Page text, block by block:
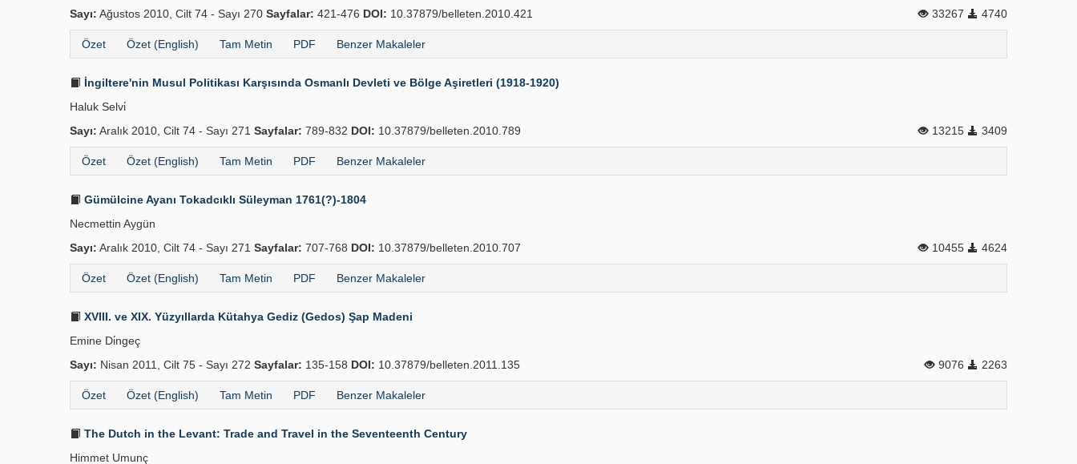
Sayı: Ağustos 2010, Cilt 74 - Sayı 270 Sayfalar: 421-476 DOI: 10.37879/belleten.2010.421 33267 4740
Özet Özet (English) Tam Metin PDF Benzer Makaleler
İngiltere'nin Musul Politikası Karşısında Osmanlı Devleti ve Bölge Aşiretleri (1918-1920)
Haluk Selvi̇
Sayı: Aralık 2010, Cilt 74 - Sayı 271 Sayfalar: 789-832 DOI: 10.37879/belleten.2010.789 13215 3409
Özet Özet (English) Tam Metin PDF Benzer Makaleler
Gümülcine Ayanı Tokadcıklı Süleyman 1761(?)-1804
Necmettin Aygün
Sayı: Aralık 2010, Cilt 74 - Sayı 271 Sayfalar: 707-768 DOI: 10.37879/belleten.2010.707 10455 4624
Özet Özet (English) Tam Metin PDF Benzer Makaleler
XVIII. ve XIX. Yüzyıllarda Kütahya Gediz (Gedos) Şap Madeni
Emine Di̇ngeç
Sayı: Nisan 2011, Cilt 75 - Sayı 272 Sayfalar: 135-158 DOI: 10.37879/belleten.2011.135 9076 2263
Özet Özet (English) Tam Metin PDF Benzer Makaleler
The Dutch in the Levant: Trade and Travel in the Seventeenth Century
Himmet Umunç